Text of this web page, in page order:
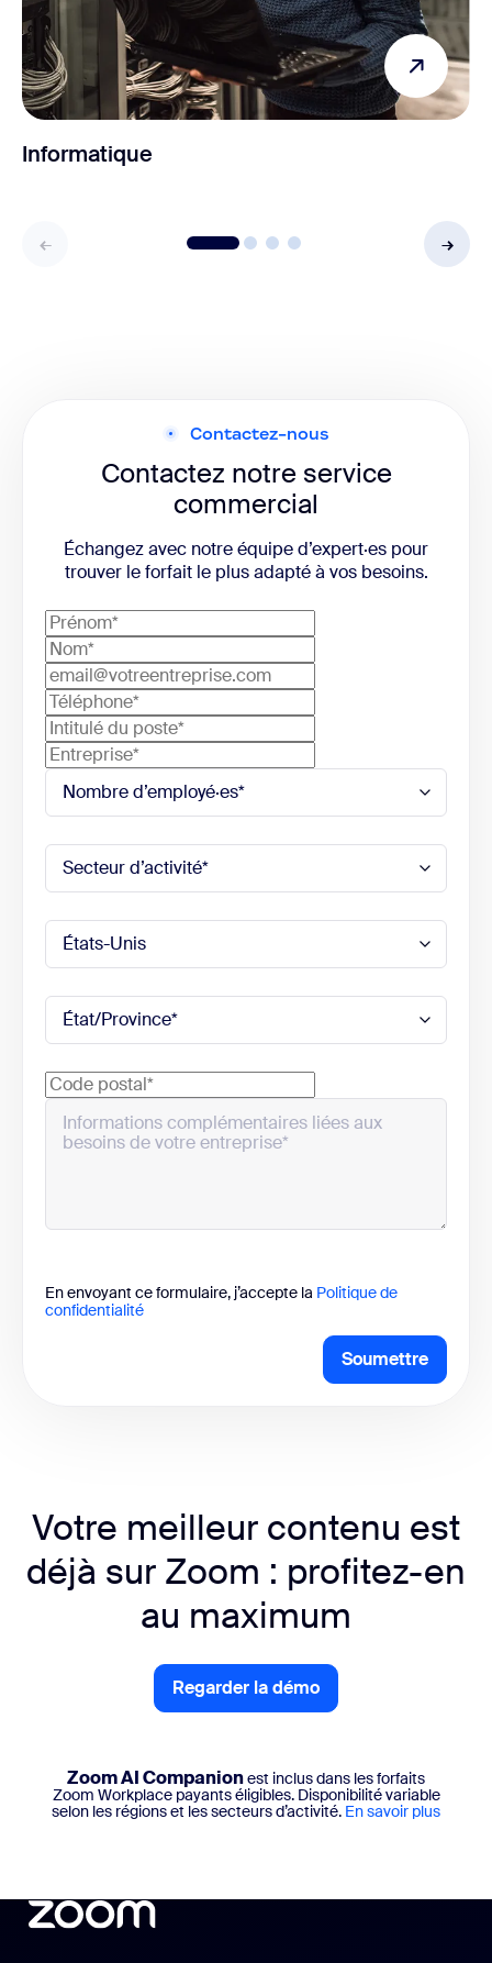
Informatique
Contactez-nous
Contactez notre service
commercial
Échangez avec notre équipe d’expert·es pour
trouver le forfait le plus adapté à vos besoins.
En envoyant ce formulaire, j’accepte la Politique de
confidentialité
Soumettre
Votre meilleur contenu est
déjà sur Zoom : profitez-en
au maximum
Regarder la démo
Zoom AI Companionest inclus dans les forfaits
Zoom Workplace payants éligibles. Disponibilité variable
selon les régions et les secteurs d’activité. En savoir plus